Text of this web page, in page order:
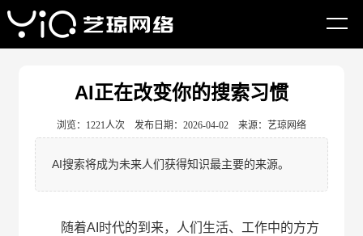
AI探索
AI正在改变你的搜索习惯
浏览：1221人次 发布日期：2026-04-02 来源：艺琼网络
AI搜索将成为未来人们获得知识最主要的来源。
随着AI时代的到来，人们生活、工作中的方方